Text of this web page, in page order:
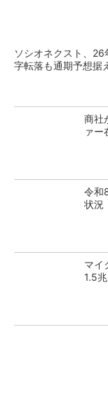
ソシオネクスト、26
字転落も通期予想据
商社
ァー
令和
状況
マイ
1.5